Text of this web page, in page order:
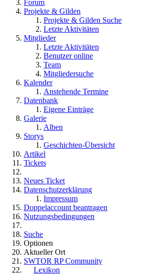
Forum
Projekte & Gilden
Projekte & Gilden Suche
Letzte Aktivitäten
Mitglieder
Letzte Aktivitäten
Benutzer online
Team
Mitgliedersuche
Kalender
Anstehende Termine
Datenbank
Eigene Einträge
Galerie
Alben
Storys
Geschichten-Übersicht
Artikel
Tickets
Neues Ticket
Datenschutzerklärung
Impressum
Doppelaccount beantragen
Nutzungsbedingungen
Suche
Optionen
Aktueller Ort
SWTOR RP Community
Lexikon